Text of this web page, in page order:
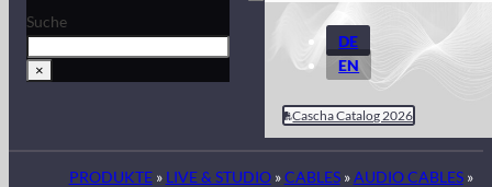
Suche
×
DE
EN
Cascha Catalog 2026
PRODUKTE» LIVE & STUDIO»CABLES»AUDIO CABLES»